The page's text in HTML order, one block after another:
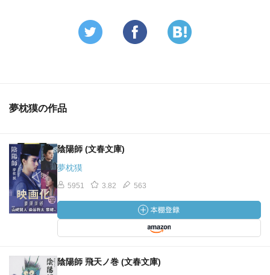
夢枕獏の作品
陰陽師 (文春文庫)
夢枕獏
5951 3.82 563
陰陽師 飛天ノ巻 (文春文庫)